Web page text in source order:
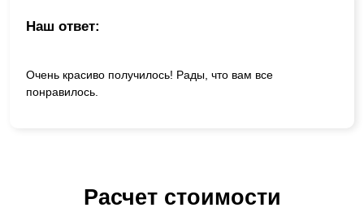
Наш ответ:
Очень красиво получилось! Рады, что вам все
понравилось.
Расчет стоимости